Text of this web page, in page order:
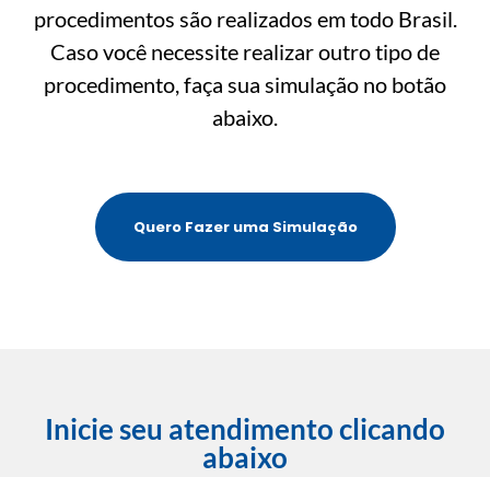
procedimentos são realizados em todo Brasil.
Caso você necessite realizar outro tipo de
procedimento, faça sua simulação no botão
abaixo.
Quero Fazer uma Simulação
Inicie seu atendimento clicando
abaixo